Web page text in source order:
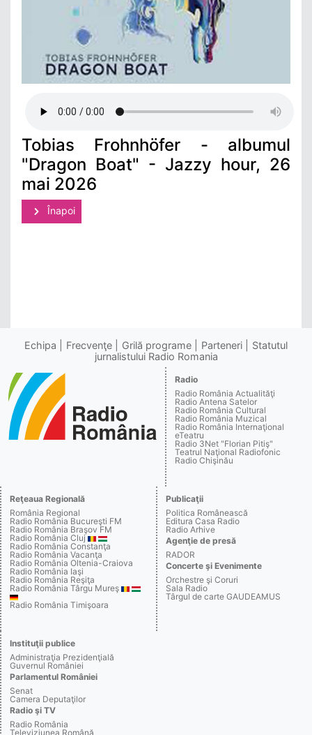
Tobias Frohnhöfer - albumul
"Dragon Boat" - Jazzy hour, 26
mai 2026
Înapoi
Echipa Frecvenţe Grilă programe Parteneri
Statutul
jurnalistului Radio Romania
Radio
Radio România Actualităţi
Radio Antena Satelor
Radio România Cultural
Radio România Muzical
Radio România Internaţional
eTeatru
Radio 3Net "Florian Pitiş"
Teatrul Naţional Radiofonic
Radio Chişinău
Reţeaua Regională
România Regional
Radio România Bucureşti FM
Radio România Braşov FM
Radio România Cluj
Radio România Constanţa
Radio România Vacanţa
Radio România Oltenia-Craiova
Radio România Iaşi
Radio România Reşiţa
Radio România Târgu Mureş
Radio România Timişoara
Publicaţii
Politica Românească
Editura Casa Radio
Radio Arhive
Agenţie de presă
RADOR
Concerte şi Evenimente
Orchestre şi Coruri
Sala Radio
Târgul de carte GAUDEAMUS
Instituţii publice
Administraţia Prezidenţială
Guvernul României
Parlamentul României
Senat
Camera Deputaţilor
Radio şi TV
Radio România
Televiziunea Română